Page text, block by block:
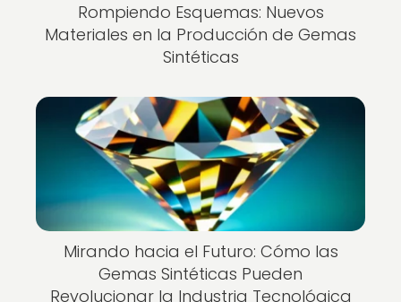
Rompiendo Esquemas: Nuevos
Materiales en la Producción de Gemas
Sintéticas
Mirando hacia el Futuro: Cómo las
Gemas Sintéticas Pueden
Revolucionar la Industria Tecnológica